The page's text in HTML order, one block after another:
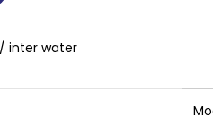
inter water